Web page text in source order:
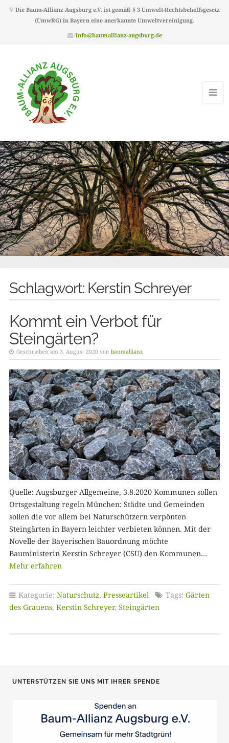
Die Baum-Allianz Augsburg e.V. ist gemäß § 3 Umwelt-Rechtsbehelfsgesetz
(UmwRG) in Bayern eine anerkannte Umweltvereinigung.
info@baumallianz-augsburg.de
Schlagwort: Kerstin Schreyer
Kommt ein Verbot für
Steingärten?
Geschrieben am 3. August 2020 von baumallianz
Quelle: Augsburger Allgemeine, 3.8.2020 Kommunen sollen
Ortsgestaltung regeln München: Städte und Gemeinden
sollen die vor allem bei Naturschützern verpönten
Steingärten in Bayern leichter verbieten können. Mit der
Novelle der Bayerischen Bauordnung möchte
Bauministerin Kerstin Schreyer (CSU) den Kommunen…
Mehr erfahren
Kategorie: Naturschutz, Presseartikel Tags: Gärten
des Grauens, Kerstin Schreyer, Steingärten
UNTERSTÜTZEN SIE UNS MIT IHRER SPENDE